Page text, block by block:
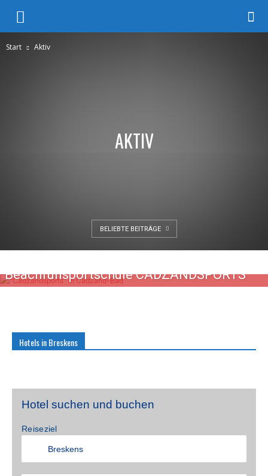
Start Aktiv
AKTIV
BELIEBTE BEITRÄGE
Beachfunsportschule CADZANDSPORTS
Hotels in Breskens
Hotel suchen und buchen
Reiseziel